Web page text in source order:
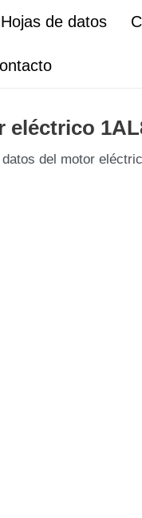
Hojas de datos
del motor